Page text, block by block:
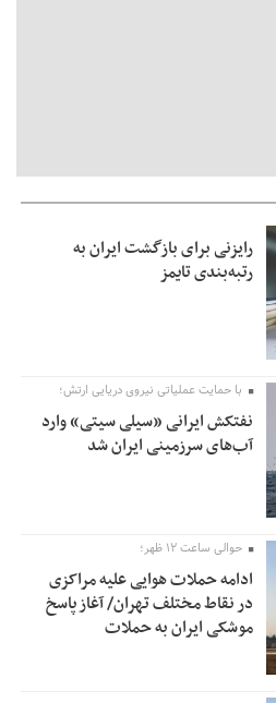
رایزنی برای بازگشت ایران به
رتبه‌بندی تایمز
با حمایت عملیاتی نیروی دریایی ارتش؛
نفتکش ایرانی «سیلی سیتی» وارد
آب‌های سرزمینی ایران شد
حوالی ساعت ۱۲ ظهر؛
ادامه حملات هوایی علیه مراکزی
در نقاط مختلف تهران/ آغاز پاسخ
موشکی ایران به حملات